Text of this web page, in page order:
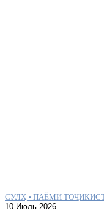
СУЛҲ – ПАЁМИ
10 Июль 2026